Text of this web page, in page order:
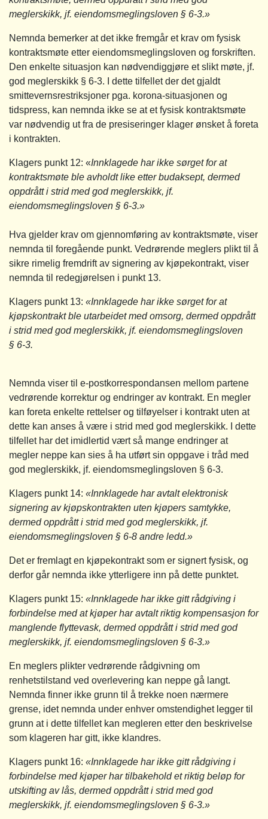
meglerskikk, jf. eiendomsmeglingsloven § 6-3.»
Nemnda bemerker at det ikke fremgår et krav om fysisk
kontraktsmøte etter eiendomsmeglingsloven og forskriften.
Den enkelte situasjon kan nødvendiggjøre et slikt møte, jf.
god meglerskikk § 6-3. I dette tilfellet der det gjaldt
smittevernsrestriksjoner pga. korona-situasjonen og
tidspress, kan nemnda ikke se at et fysisk kontraktsmøte
var nødvendig ut fra de presiseringer klager ønsket å foreta
i kontrakten.
Klagers punkt 12: «Innklagede har ikke sørget for at
kontraktsmøte ble avholdt like etter budaksept, dermed
oppdrått i strid med god meglerskikk, jf.
eiendomsmeglingsloven § 6-3.»
Hva gjelder krav om gjennomføring av kontraktsmøte, viser
nemnda til foregående punkt. Vedrørende meglers plikt til å
sikre rimelig fremdrift av signering av kjøpekontrakt, viser
nemnda til redegjørelsen i punkt 13.
Klagers punkt 13: «Innklagede har ikke sørget for at
kjøpskontrakt ble utarbeidet med omsorg, dermed oppdrått
i strid med god meglerskikk, jf. eiendomsmeglingsloven
§ 6-3.
Nemnda viser til e-postkorrespondansen mellom partene
vedrørende korrektur og endringer av kontrakt. En megler
kan foreta enkelte rettelser og tilføyelser i kontrakt uten at
dette kan anses å være i strid med god meglerskikk. I dette
tilfellet har det imidlertid vært så mange endringer at
megler neppe kan sies å ha utført sin oppgave i tråd med
god meglerskikk, jf. eiendomsmeglingsloven § 6-3.
Klagers punkt 14: «Innklagede har avtalt elektronisk
signering av kjøpskontrakten uten kjøpers samtykke,
dermed oppdrått i strid med god meglerskikk, jf.
eiendomsmeglingsloven § 6-8 andre ledd.»
Det er fremlagt en kjøpekontrakt som er signert fysisk, og
derfor går nemnda ikke ytterligere inn på dette punktet.
Klagers punkt 15: «Innklagede har ikke gitt rådgiving i
forbindelse med at kjøper har avtalt riktig kompensasjon for
manglende flyttevask, dermed oppdrått i strid med god
meglerskikk, jf. eiendomsmeglingsloven § 6‑3.»
En meglers plikter vedrørende rådgivning om
renhetstilstand ved overlevering kan neppe gå langt.
Nemnda finner ikke grunn til å trekke noen nærmere
grense, idet nemnda under enhver omstendighet legger til
grunn at i dette tilfellet kan megleren etter den beskrivelse
som klageren har gitt, ikke klandres.
Klagers punkt 16: «Innklagede har ikke gitt rådgiving i
forbindelse med kjøper har tilbakehold et riktig beløp for
utskifting av lås, dermed oppdrått i strid med god
meglerskikk, jf. eiendomsmeglingsloven § 6-3.»